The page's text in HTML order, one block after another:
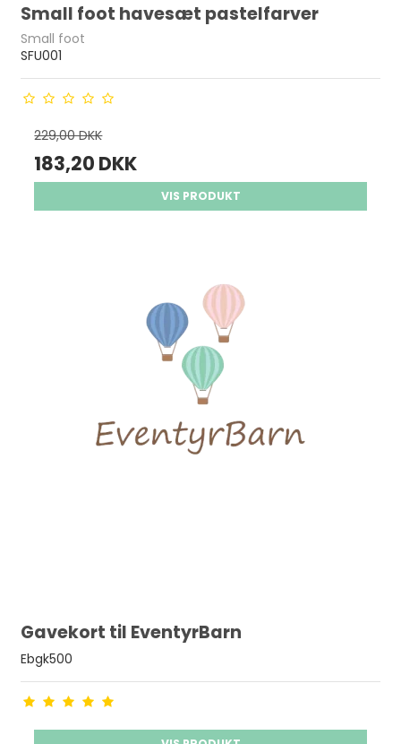
Small foot havesæt pastelfarver
Small foot
SFU001
229,00 DKK
183,20 DKK
VIS PRODUKT
Gavekort til EventyrBarn
Ebgk500